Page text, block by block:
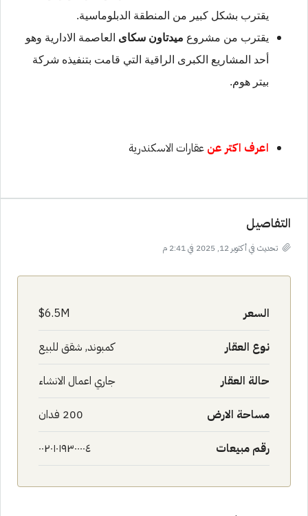
يقترب بشكل كبير من المنطقة الدبلوماسية.
يقترب من مشروع ميدتاون سكاى العاصمة الادارية وهو
أحد المشاريع الكبرى الراقية التي قامت بتنفيذه شركة
بيتر هوم.
اعرف اكتر عن عقارات الاسكندرية
التفاصيل
تحديث في أكتوبر 12, 2025 في 2:41 م
السعر 6.5M$
نوع العقار كمبوند, شقق للبيع
حالة العقار جاري اعمال الانشاء
مساحة الارض 200 فدان
رقم مبيعات ٠٠٢٠١٠١٩٣٠٠٠٠٤